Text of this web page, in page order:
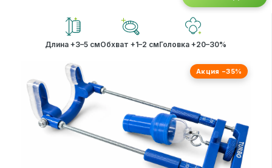
Боли, онемения и проблем с эрекцией нет,
чувствительность нормальная.
У кого было похожее плато? Что помогло снова
сдвинуть прогресс — изменение времени
ношения, нагрузки или что-то ещё?
Мне 20
Длина +3–5 смОбхват +1–2 смГоловка +20–30%
Акция −35%